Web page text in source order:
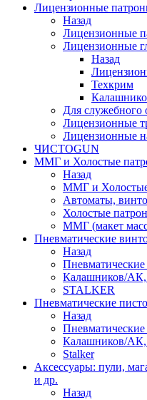
Лицензионные
Назад
Лицензионные
Лицензионные
Назад
Техкрим
Для служебного
Лицензионные
Лицензионные
ЧИСТОGUN
ММГ и Холостые
Назад
ММГ и
Автоматы,
Холостые
ММГ (макет
Пневматические
Назад
Калашников/АК,
STALKER
Пневматические
Назад
Калашников/АК,
Stalker
Аксессуары: пули,
и др.
Назад